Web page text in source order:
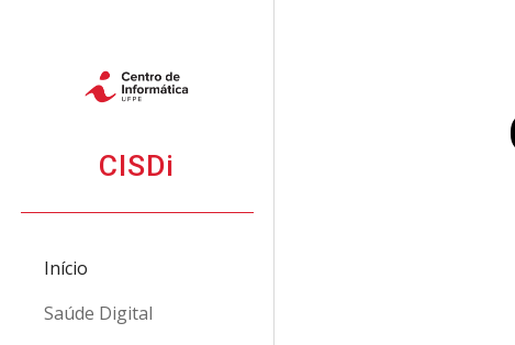
CISDi
Início
Saúde Digital